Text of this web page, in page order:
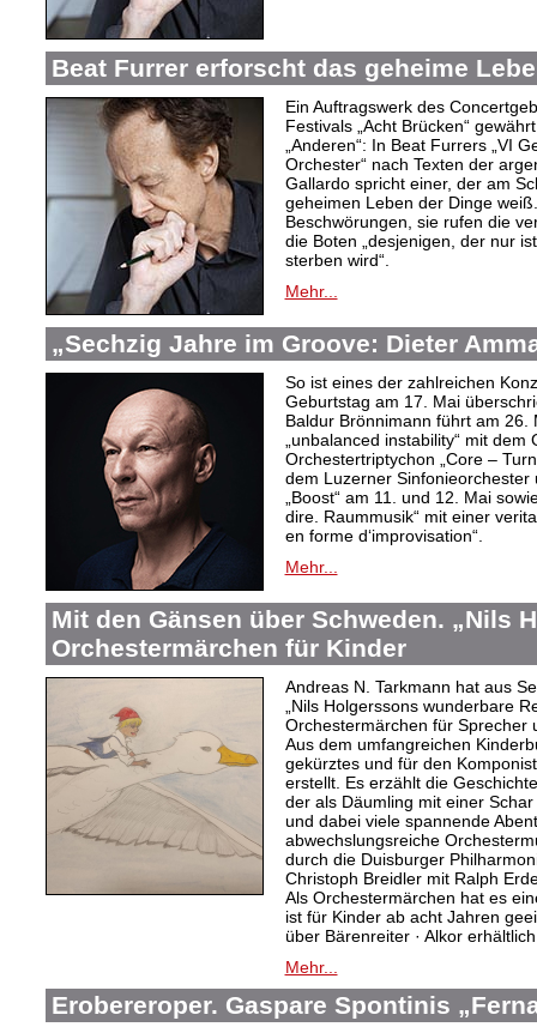
Beat Furrer erforscht das geheime
Ein Auftragswerk des
Festivals „Acht Brücken“
„Anderen“: In Beat Furrers „VI
Orchester“ nach Texten der
Gallardo spricht einer, der am
geheimen Leben der Dinge
Beschwörungen, sie rufen die
die Boten „desjenigen, der nur
sterben wird“.
Mehr...
„Sechzig Jahre im Groove: Dieter
So ist eines der zahlreichen
Geburtstag am 17. Mai
Baldur Brönnimann führt am 26.
„unbalanced instability“ mit
Orchestertriptychon „Core –
dem Luzerner
„Boost“ am 11. und 12. Mai
dire. Raummusik“ mit einer
en forme d‘improvisation“.
Mehr...
Mit den Gänsen über Schweden. „Nils
Orchestermärchen für Kinder
Andreas N. Tarkmann hat aus
„Nils Holgerssons wunderbare
Orchestermärchen für Sprecher
Aus dem umfangreichen
gekürztes und für den
erstellt. Es erzählt die
der als Däumling mit einer
und dabei viele spannende
abwechslungsreiche
durch die Duisburger
Christoph Breidler mit Ralph
Als Orchestermärchen hat es
ist für Kinder ab acht Jahren
über Bärenreiter · Alkor
Mehr...
Erobereroper. Gaspare Spontinis